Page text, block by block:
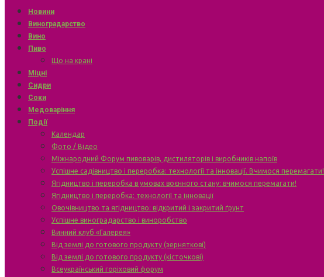
Новини
Виноградарство
Вино
Пиво
Що на крані
Міцні
Сидри
Соки
Медоваріння
Події
Календар
Фото / Відео
Міжнародний Форум пивоварів, дистиляторів і виробників напоїв
Успішне садівництво і переробка: технології та інновації. Вчимося перемагати!
Ягідництво і переробка в умовах воєнного стану: вчимося перемагати!
Ягідництво і переробка: технології та інновації
Овочівництво та ягідництво: відкритий і закритий ґрунт
Успішне виноградарство і виноробство
Винний клуб «Галерея»
Від землі до готового продукту (зерняткові)
Від землі до готового продукту (кісточкові)
Всеукраїнський горіховий форум